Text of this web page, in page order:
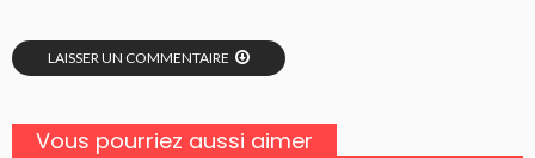
LAISSER UN COMMENTAIRE
Vous pourriez aussi aimer